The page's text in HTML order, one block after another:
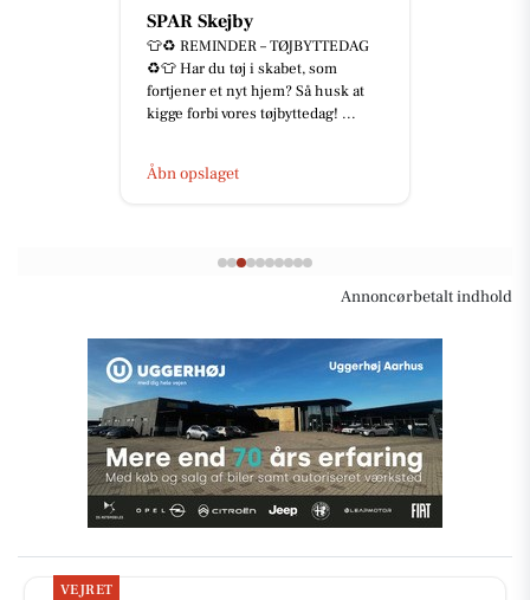
SPAR Skejby
👕♻️ REMINDER – TØJBYTTEDAG
♻️👕 Har du tøj i skabet, som
fortjener et nyt hjem? Så husk at
kigge forbi vores tøjbyttedag! ...
Åbn opslaget
Annoncørbetalt indhold
VEJRET